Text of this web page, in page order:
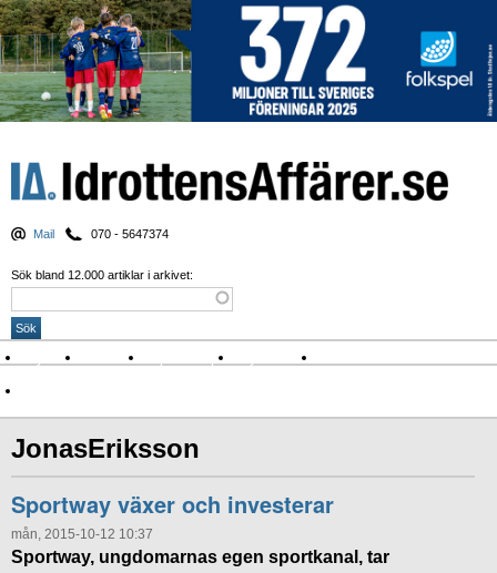
Mail 070 - 5647374
Sök bland 12.000 artiklar i arkivet:
Nyheter Krönikor Sport & spel Nyhetsbrev
JonasEriksson
Sportway växer och investerar
mån, 2015-10-12 10:37
Sportway, ungdomarnas egen sportkanal, tar